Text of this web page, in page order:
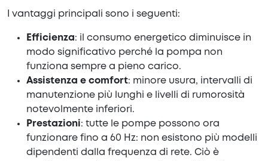
I vantaggi principali sono i seguenti:
Efficienza: il consumo energetico diminuisce in
modo significativo perché la pompa non
funziona sempre a pieno carico.
Assistenza e comfort: minore usura, intervalli di
manutenzione più lunghi e livelli di rumorosità
notevolmente inferiori.
Prestazioni: tutte le pompe possono ora
funzionare fino a 60 Hz: non esistono più modelli
dipendenti dalla frequenza di rete. Ciò è